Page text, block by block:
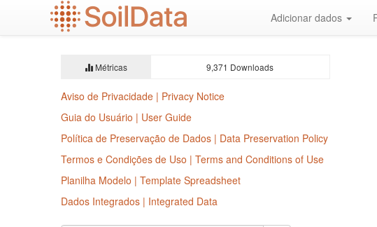
Adicionar dados
Métricas 9,371 Downloads
Aviso de Privacidade | Privacy Notice
Guia do Usuário | User Guide
Política de Preservação de Dados | Data Preservation Policy
Termos e Condições de Uso | Terms and Conditions of Use
Planilha Modelo | Template Spreadsheet
Dados Integrados | Integrated Data